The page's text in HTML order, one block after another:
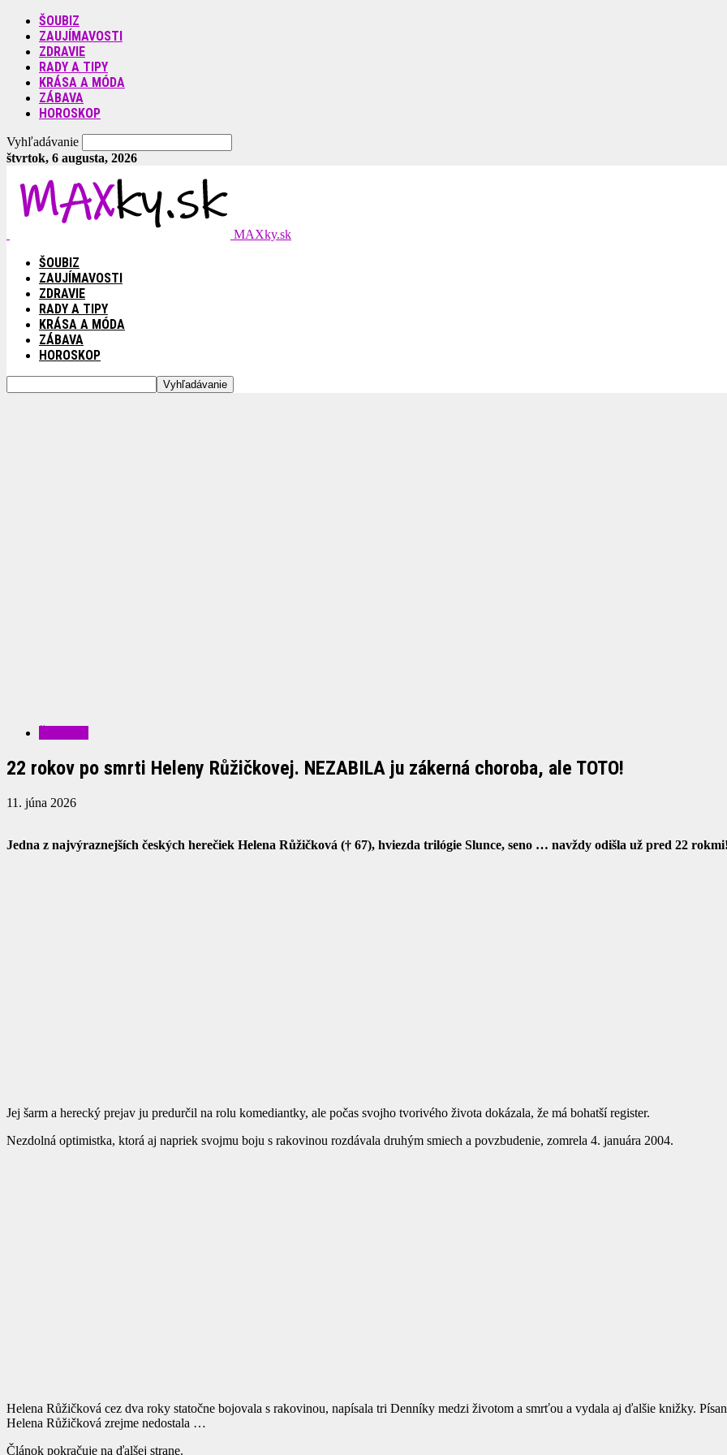
ŠOUBIZ
ZAUJÍMAVOSTI
ZDRAVIE
RADY A TIPY
KRÁSA A MÓDA
ZÁBAVA
HOROSKOP
Vyhľadávanie
štvrtok, 6 augusta, 2026
MAXky.sk
ŠOUBIZ
ZAUJÍMAVOSTI
ZDRAVIE
RADY A TIPY
KRÁSA A MÓDA
ZÁBAVA
HOROSKOP
22 rokov po smrti Heleny Růžičkovej. NEZABILA ju zákerná choroba, ale TOTO!
11. júna 2026
Jedna z najvýraznejších českých herečiek Helena Růžičková († 67), hviezda trilógie Slunce, seno … navždy odišla už pred 22
Jej šarm a herecký prejav ju predurčil na rolu komediantky, ale počas svojho tvorivého života dokázala, že má bohatší register.
Nezdolná optimistka, ktorá aj napriek svojmu boju s rakovinou rozdávala druhým smiech a povzbudenie, zomrela 4. januára 2004.
Helena Růžičková cez dva roky statočne bojovala s rakovinou, napísala tri Denníky medzi životom a smrťou a vydala aj ďalšie knižky.
Helena Růžičková zrejme nedostala …
Článok pokračuje na ďalšej strane.